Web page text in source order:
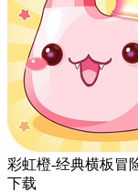
彩虹橙-经典横板冒
下载